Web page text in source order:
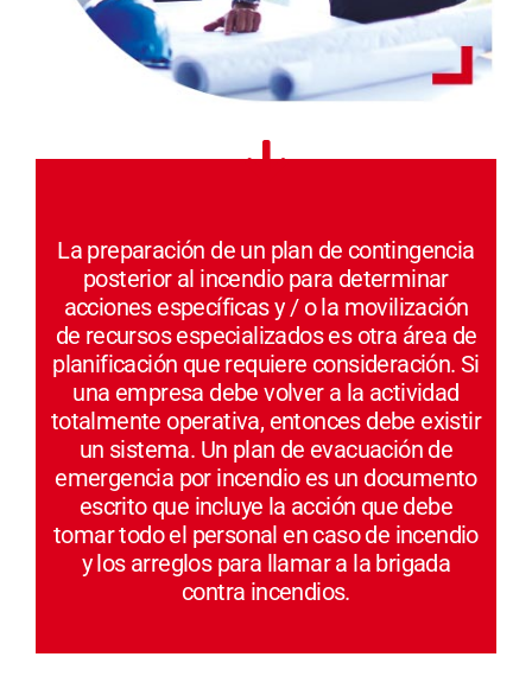
La preparación de un plan de contingencia
posterior al incendio para determinar
acciones específicas y / o la movilización
de recursos especializados es otra área de
planificación que requiere consideración. Si
una empresa debe volver a la actividad
totalmente operativa, entonces debe existir
un sistema. Un plan de evacuación de
emergencia por incendio es un documento
escrito que incluye la acción que debe
tomar todo el personal en caso de incendio
y los arreglos para llamar a la brigada
contra incendios.